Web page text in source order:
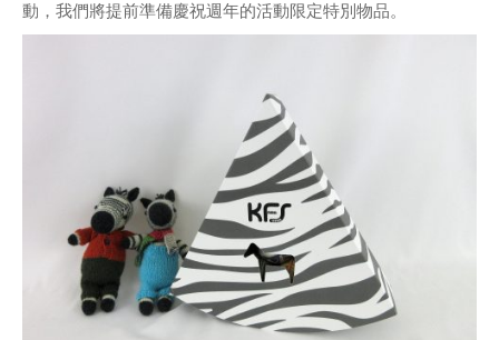
動，我們將提前準備慶祝週年的活動限定特別物品。